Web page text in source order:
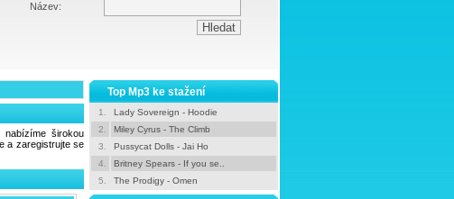
Název:
širokou
a zaregistrujte se
Top Mp3 ke stažení
1.
Lady Sovereign - Hoodie
2.
Miley Cyrus - The Climb
3.
Pussycat Dolls - Jai Ho
4.
Britney Spears - If you se..
5.
The Prodigy - Omen